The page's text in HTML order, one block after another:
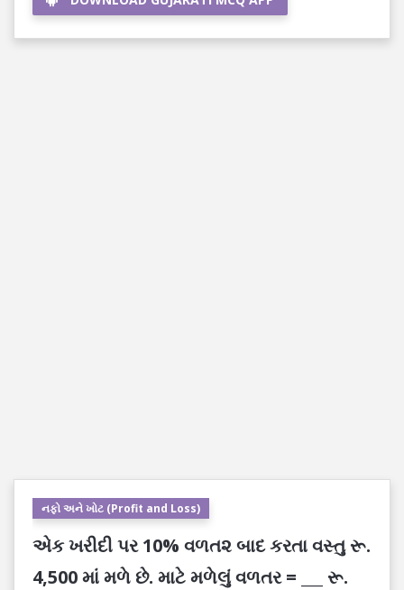
નફો અને ખોટ (Profit and Loss)
એક ખરીદી પર 10% વળત૨ બાદ કરતા વસ્તુ રૂ.
4,500 માં મળે છે. માટે મળેલું વળતર = ___ રૂ.